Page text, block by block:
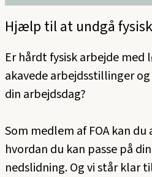
Hjælp til at undgå
Er hårdt fysisk arbejde
akavede arbejdsstillinger
din arbejdsdag?
Som medlem af FOA kan
hvordan du kan passe på
nedslidning. Og vi står klar